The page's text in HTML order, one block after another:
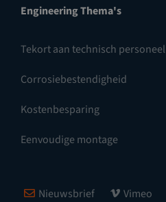
Engineering Thema's
Tekort aan technisch personeel
Corrosiebestendigheid
Kostenbesparing
Eenvoudige montage
Nieuwsbrief Vimeo